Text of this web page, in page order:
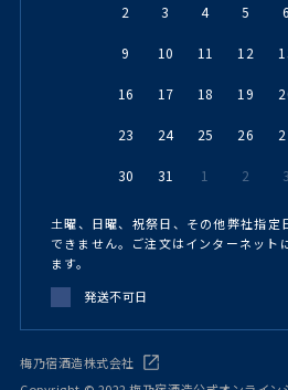
2 3 4 5 6
9 10 11 12
16 17 18 19
23 24 25 26
30 31 1 2 3
土曜、日曜、祝祭日、その他弊社指定
できません。ご注文はインターネット
ます。
発送不可日
梅乃宿酒造株式会社